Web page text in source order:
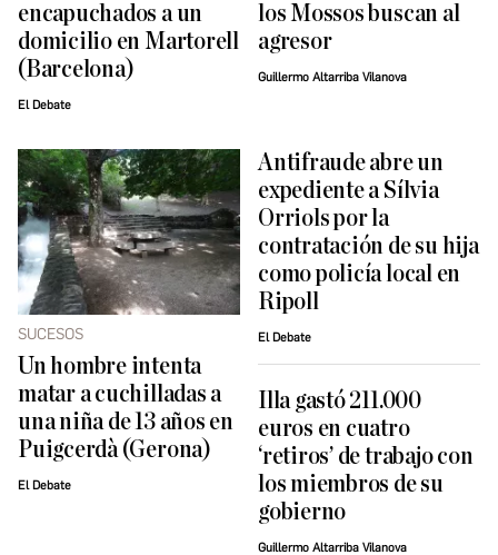
encapuchados a un
domicilio en Martorell
(Barcelona)
El Debate
los Mossos buscan al
agresor
Guillermo Altarriba Vilanova
SUCESOS
Un hombre intenta
matar a cuchilladas a
una niña de 13 años en
Puigcerdà (Gerona)
El Debate
Antifraude abre un
expediente a Sílvia
Orriols por la
contratación de su hija
como policía local en
Ripoll
El Debate
Illa gastó 211.000
euros en cuatro
‘retiros’ de trabajo con
los miembros de su
gobierno
Guillermo Altarriba Vilanova